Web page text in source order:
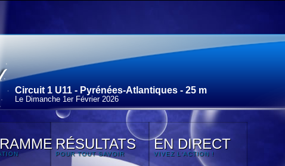
Circuit 1 U11 - Pyrénées-Atlantiques - 25 m
Le Dimanche 1erFévrier 2026
RÉSULTATS
POUR TOUT SAVOIR
EN DIRECT
VIVEZ L'ACTION !